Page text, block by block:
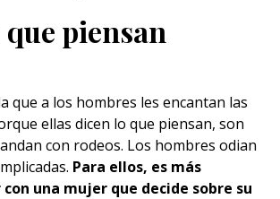
piensan
que a los hombres les encantan las
ellas dicen lo que piensan, son
con rodeos. Los hombres odian
Para ellos, es más
una mujer que decide sobre su